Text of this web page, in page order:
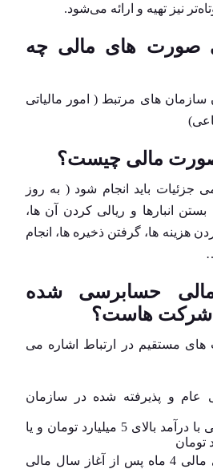
نیز تهیه و ارائه می‌شود.
صورت های مالی چه
سازمان های مرتبط ( امور مالیاتی
صورت مالی چیست؟
جزئیات باید انجام شود ( به روز
انبارها و ریالی کردن آن ها،
هزینه ها، گرفتن ذخیره ها، انجام
حسابرسی شده
شرکت هاست؟
مالیات های مستقیم در ارتباط اشاره می
و پذیرفته شده در سازمان
شرکت های خصوصی با درآمد بالای 5 میلیارد تومان و یا
زمان ارائه صورت های مالی 4 ماه پس از آغاز سال مالی